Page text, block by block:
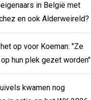
in België met
en ook Alderweireld?
op voor Koeman: "Ze
hun plek gezet worden"
kwamen nog